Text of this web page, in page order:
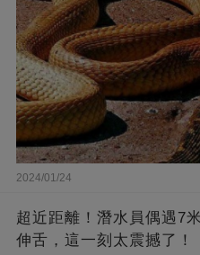
2024/01/24
超近距離！潛水員偶遇7
伸舌，這一刻太震撼了！